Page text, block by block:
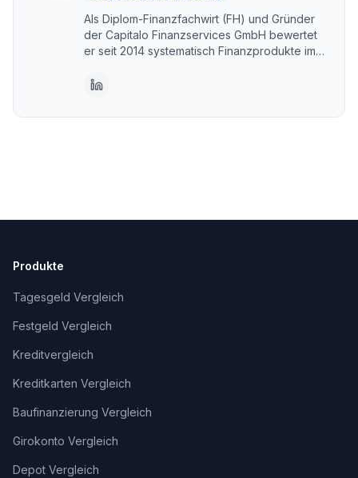
Als Diplom-Finanzfachwirt (FH) und Gründer
der Capitalo Finanzservices GmbH bewertet
er seit 2014 systematisch Finanzprodukte im
transparente Vergleiche – kostenlos und im
Unterstützung, fachlich geprüft und
Produkte
Tagesgeld Vergleich
Festgeld Vergleich
Kreditvergleich
Kreditkarten Vergleich
Baufinanzierung Vergleich
Girokonto Vergleich
Depot Vergleich